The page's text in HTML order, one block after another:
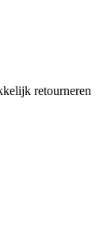
retourneren